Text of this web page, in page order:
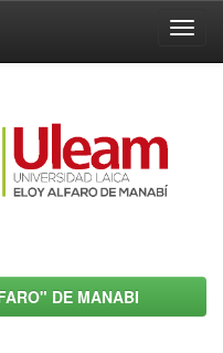
DE MANABI